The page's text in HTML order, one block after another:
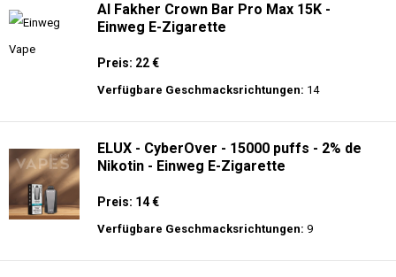
Al Fakher Crown Bar Pro Max 15K -
Einweg E-Zigarette
Preis: 22 €
Verfügbare Geschmacksrichtungen: 14
ELUX - CyberOver - 15000 puffs - 2% de
Nikotin - Einweg E-Zigarette
Preis: 14 €
Verfügbare Geschmacksrichtungen: 9